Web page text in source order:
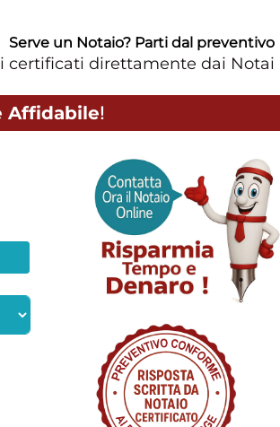
Serve un Notaio? Parti dal preventivo
certificati direttamente dai Notai
Affidabile!